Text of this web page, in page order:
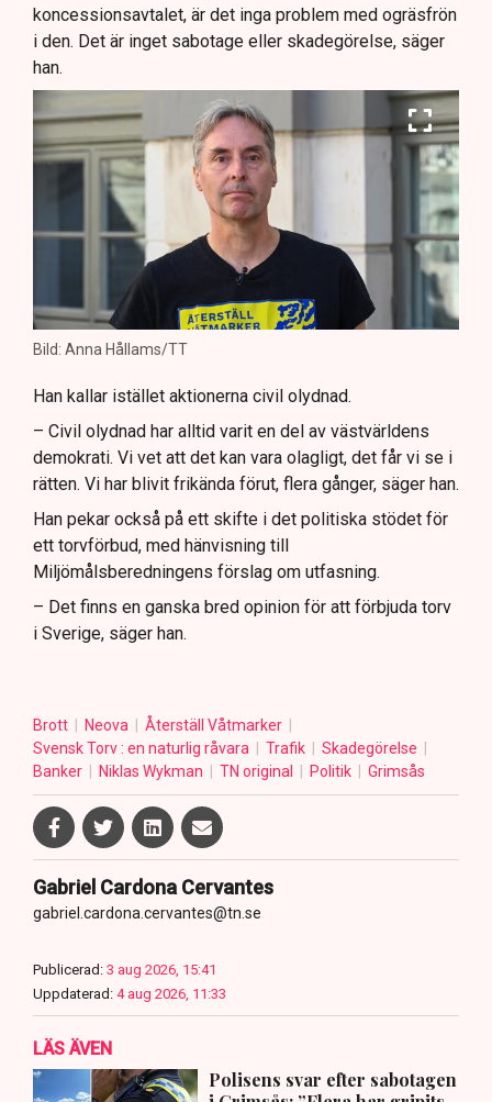
koncessionsavtalet, är det inga problem med ogräsfrön
i den. Det är inget sabotage eller skadegörelse, säger
han.
Bild: Anna Hållams/TT
Han kallar istället aktionerna civil olydnad.
– Civil olydnad har alltid varit en del av västvärldens
demokrati. Vi vet att det kan vara olagligt, det får vi se i
rätten. Vi har blivit frikända förut, flera gånger, säger han.
Han pekar också på ett skifte i det politiska stödet för
ett torvförbud, med hänvisning till
Miljömålsberedningens förslag om utfasning.
– Det finns en ganska bred opinion för att förbjuda torv
i Sverige, säger han.
Brott Neova
Återställ Våtmarker
Svensk Torv : en naturlig råvara
Trafik
Skadegörelse
Banker
Niklas Wykman TN original Politik Grimsås
Gabriel Cardona Cervantes
gabriel.cardona.cervantes@tn.se
Publicerad: 3 aug 2026, 15:41
Uppdaterad: 4 aug 2026, 11:33
LÄS ÄVEN
Polisens svar efter sabotagen